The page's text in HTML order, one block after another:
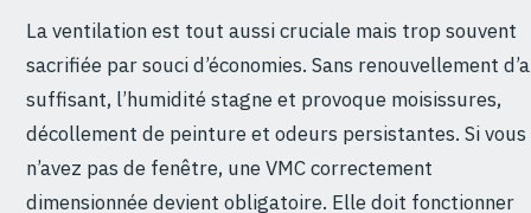
La ventilation est tout aussi cruciale mais trop souvent
sacrifiée par souci d’économies. Sans renouvellement
suffisant, l’humidité stagne et provoque moisissures,
décollement de peinture et odeurs persistantes. Si vous
n’avez pas de fenêtre, une VMC correctement
dimensionnée devient obligatoire. Elle doit fonctionner